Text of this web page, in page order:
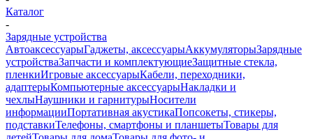
Каталог
-
Зарядные устройства
АвтоаксессуарыГаджеты, аксессуарыАккумуляторыЗарядные
устройстваЗапчасти и комплектующиеЗащитные стекла,
пленкиИгровые аксессуарыКабели, переходники,
адаптерыКомпьютерные аксессуарыНакладки и
чехлыНаушники и гарнитурыНосители
информацииПортативная акустикаПопсокеты, стикеры,
подставкиТелефоны, смартфоны и планшетыТовары для